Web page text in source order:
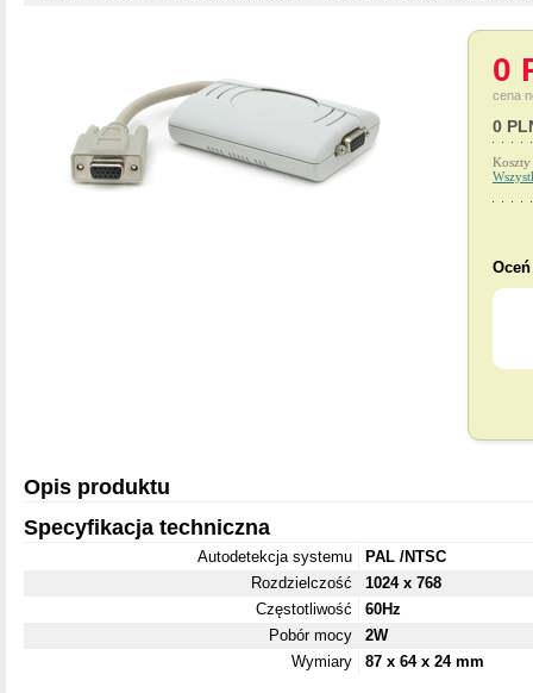
0
cena
0
Opis produktu
Specyfikacja techniczna
Autodetekcja systemu
PAL /NTSC
Rozdzielczość
1024 x 768
Częstotliwość
60Hz
Pobór mocy
2W
Wymiary
87 x 64 x 24 mm